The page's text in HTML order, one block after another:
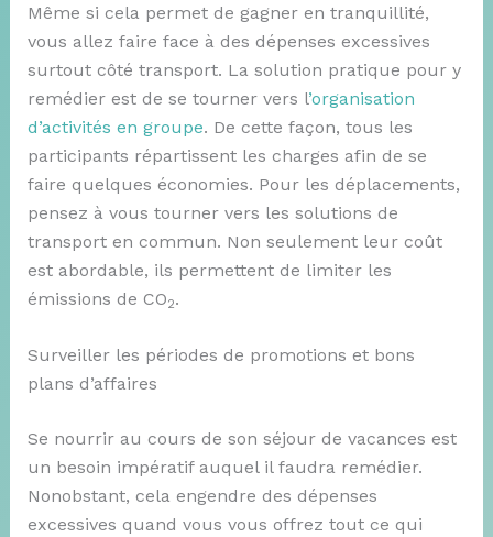
Même si cela permet de gagner en tranquillité,
vous allez faire face à des dépenses excessives
surtout côté transport. La solution pratique pour y
remédier est de se tourner vers l’organisation
d’activités en groupe. De cette façon, tous les
participants répartissent les charges afin de se
faire quelques économies. Pour les déplacements,
pensez à vous tourner vers les solutions de
transport en commun. Non seulement leur coût
est abordable, ils permettent de limiter les
émissions de CO2.
Surveiller les périodes de promotions et bons
plans d’affaires
Se nourrir au cours de son séjour de vacances est
un besoin impératif auquel il faudra remédier.
Nonobstant, cela engendre des dépenses
excessives quand vous vous offrez tout ce qui